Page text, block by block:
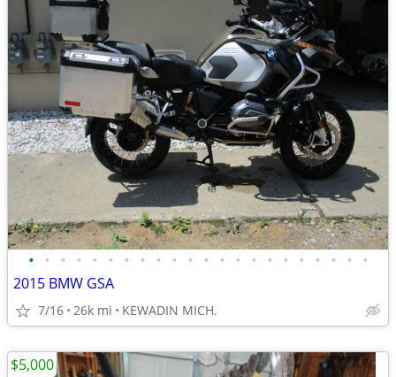
• • • • • • • • • • • • • • • • • • • • • •
2015 BMW GSA
7/16 26k mi KEWADIN MICH.
$5,000